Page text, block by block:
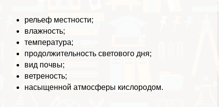
рельеф местности;
влажность;
температура;
продолжительность светового дня;
вид почвы;
ветреность;
насыщенной атмосферы кислородом.